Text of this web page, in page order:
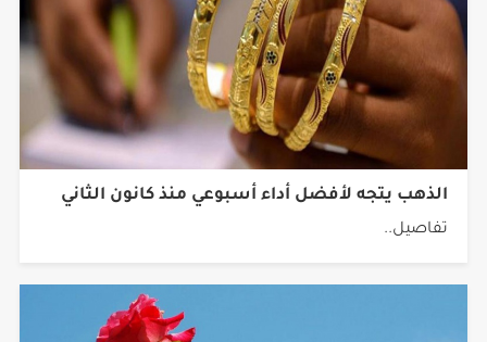
الذهب يتجه لأفضل أداء أسبوعي منذ كانون الثاني
تفاصيل..